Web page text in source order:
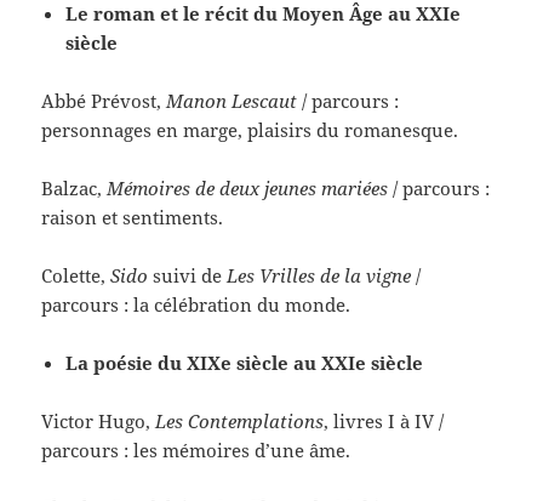
Le roman et le récit du Moyen Âge au XXIe
siècle
Abbé Prévost,Manon Lescaut / parcours :
personnages en marge, plaisirs du romanesque.
Balzac,Mémoires de deux jeunes mariées / parcours :
raison et sentiments.
Colette,Sidosuivi deLes Vrilles de la vigne /
parcours : la célébration du monde.
La poésie du XIXe siècle au XXIe siècle
Victor Hugo,Les Contemplations, livres I à IV /
parcours : les mémoires d’une âme.